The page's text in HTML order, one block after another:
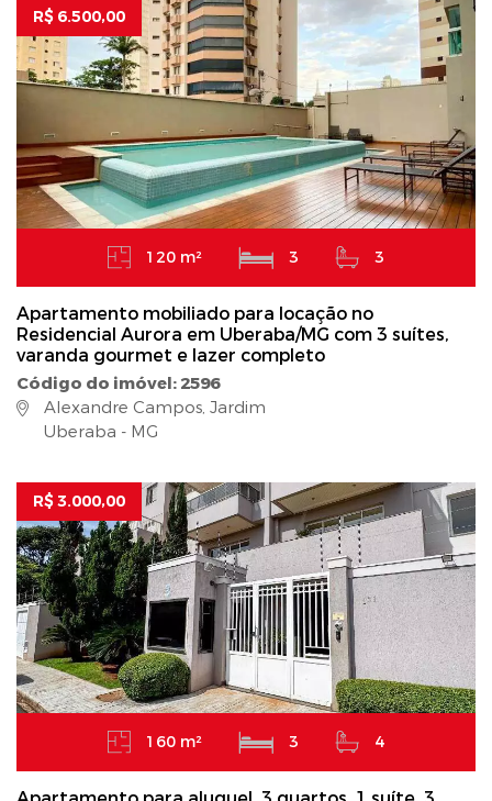
R$ 6.500,00
120 m² 3 3
Apartamento mobiliado para locação no
Residencial Aurora em Uberaba/MG com 3 suítes,
varanda gourmet e lazer completo
Código do imóvel: 2596
Alexandre Campos, Jardim
Uberaba - MG
R$ 3.000,00
160 m² 3 4